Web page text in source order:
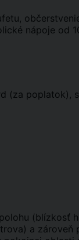
nápoje od
(za poplatok),
(blízkosť
a